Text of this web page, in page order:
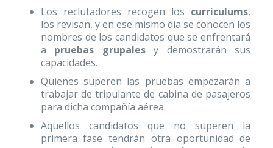
Los reclutadores recogen los curriculums,
los revisan, y en ese mismo día se conocen los
nombres de los candidatos que se enfrentará
a pruebas grupalesy demostrarán sus
capacidades.
Quienes superen las pruebas empezarán a
trabajar de tripulante de cabina de pasajeros
para dicha compañía aérea.
Aquellos candidatos que no superen la
primera fase tendrán otra oportunidad de